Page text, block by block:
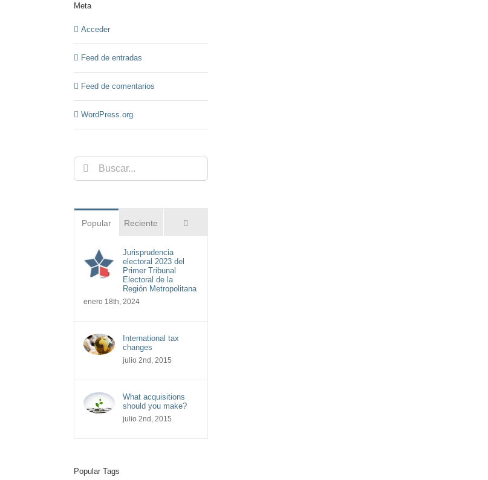
Meta
Acceder
Feed de entradas
Feed de comentarios
WordPress.org
Buscar:
Popular Reciente
Jurisprudencia
electoral 2023 del
Primer Tribunal
Electoral de la
Región Metropolitana
enero 18th, 2024
International tax
changes
julio 2nd, 2015
What acquisitions
should you make?
julio 2nd, 2015
Popular Tags